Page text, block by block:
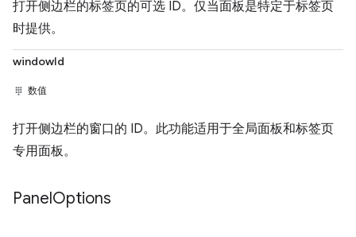
打开侧边栏的标签页的可选 ID。仅当面板是特定于标签页
时提供。
windowId
数值
打开侧边栏的窗口的 ID。此功能适用于全局面板和标签页
专用面板。
PanelOptions